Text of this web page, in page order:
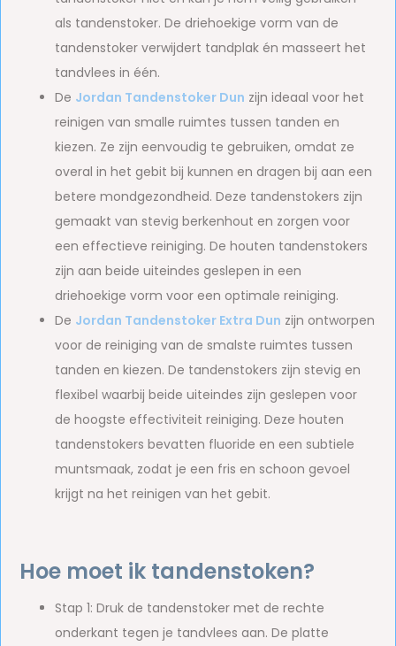
als tandenstoker. De driehoekige vorm van de
tandenstoker verwijdert tandplak én masseert het
tandvlees in één.
De Jordan Tandenstoker Dun zijn ideaal voor het
reinigen van smalle ruimtes tussen tanden en
kiezen. Ze zijn eenvoudig te gebruiken, omdat ze
overal in het gebit bij kunnen en dragen bij aan een
betere mondgezondheid. Deze tandenstokers zijn
gemaakt van stevig berkenhout en zorgen voor
een effectieve reiniging. De houten tandenstokers
zijn aan beide uiteindes geslepen in een
driehoekige vorm voor een optimale reiniging.
De Jordan Tandenstoker Extra Dun zijn ontworpen
voor de reiniging van de smalste ruimtes tussen
tanden en kiezen. De tandenstokers zijn stevig en
flexibel waarbij beide uiteindes zijn geslepen voor
de hoogste effectiviteit reiniging. Deze houten
tandenstokers bevatten fluoride en een subtiele
muntsmaak, zodat je een fris en schoon gevoel
krijgt na het reinigen van het gebit.
Hoe moet ik tandenstoken?
Stap 1: Druk de tandenstoker met de rechte
onderkant tegen je tandvlees aan. De platte